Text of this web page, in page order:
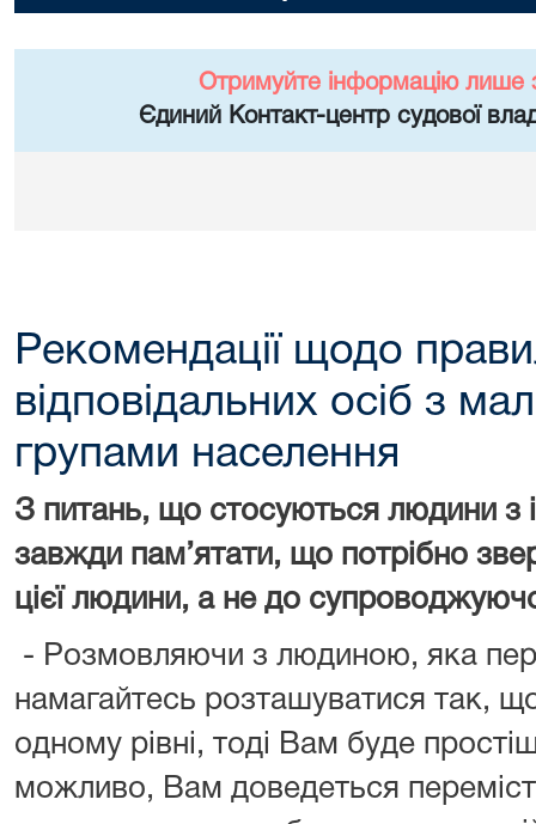
Отримуйте інформацію лише
Єдиний Контакт-центр судової
Рекомендації щодо
відповідальних осіб з
групами населення
З питань, що стосуються людини з
завжди пам’ятати, що потрібно
цієї людини, а не до
- Розмовляючи з людиною, яка
намагайтесь розташуватися так, що
одному рівні, тоді Вам буде
можливо, Вам доведеться